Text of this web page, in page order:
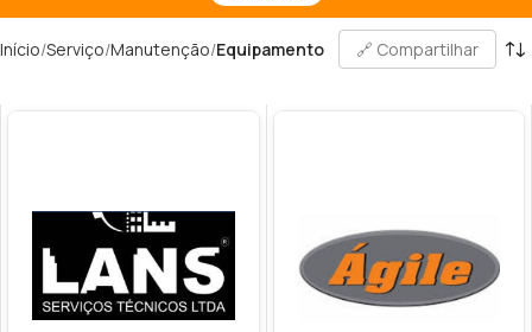
Início Serviço Manutenção Equipamento 🔗 Compartilhar